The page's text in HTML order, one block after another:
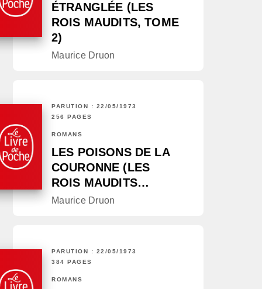
ÉTRANGLÉE (LES
ROIS MAUDITS, TOME
2)
Maurice Druon
PARUTION : 22/05/1973
256 PAGES
ROMANS
LES POISONS DE LA
COURONNE (LES
ROIS MAUDITS…
Maurice Druon
PARUTION : 22/05/1973
384 PAGES
ROMANS